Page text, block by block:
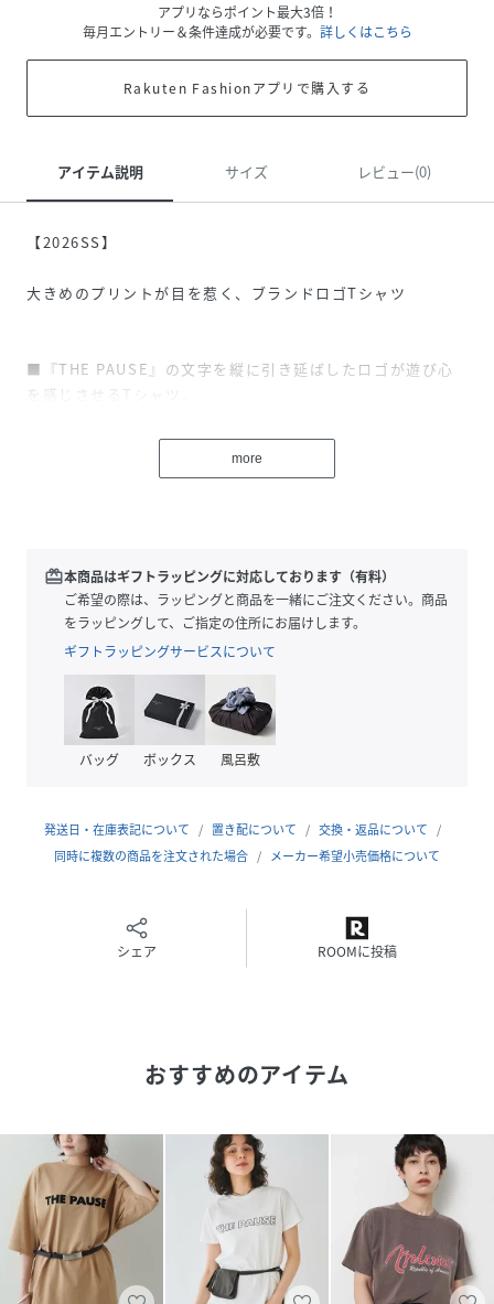
アプリならポイント最大3倍！
毎月エントリー＆条件達成が必要です。 詳しくはこちら
Rakuten Fashionアプリで購入する
アイテム説明 サイズ レビュー(0)
【2026SS】
大きめのプリントが目を惹く、ブランドロゴTシャツ
■『THE PAUSE』の文字を縦に引き延ばしたロゴが遊び心
を感じさせるTシャツ。
イズ感が使い勝手の良い一着。
■着心地の良いソフトな風合いのコットン素材を使用し、少
【COLOR】
オフホワイト：程よいカジュアル感のあるオフホワイト。
サックスブルー：清涼感たっぷりなサックスブルー。
ベージュ：大人にちょうど良い落ち着いたベージュ。
透け感：ややあり(オフホワイト)
裏地：なし
----------------------------------------------------
ム・・・ ギャラリーのようなクローゼットの中から 組み合
しい感覚のカジュアルスタイルを提案します。
【注意事項】
・画像の商品はサンプルです。実際の商品と仕様、加工が若
干異なる場合があります。
more
redeem本商品はギフトラッピングに対応しております（有料）
ご希望の際は、ラッピングと商品を一緒にご注文ください。商品
をラッピングして、ご指定の住所にお届けします。
ギフトラッピングサービスについて
バッグ ボックス 風呂敷
発送日・在庫表記について 置き配について
交換・返品について
同時に複数の商品を注文された場合
メーカー希望小売価格について
シェア ROOMに投稿
おすすめのアイテム